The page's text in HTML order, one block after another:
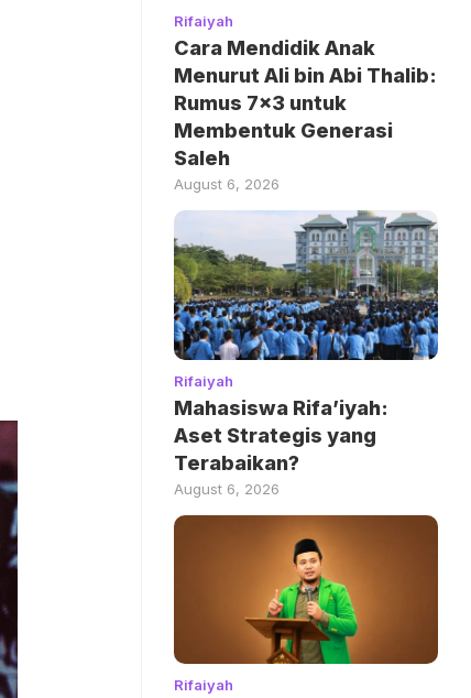
Rifaiyah
Cara Mendidik Anak
Menurut Ali bin Abi Thalib:
Rumus 7×3 untuk
Membentuk Generasi
Saleh
August 6, 2026
Rifaiyah
Mahasiswa Rifa’iyah:
Aset Strategis yang
Terabaikan?
August 6, 2026
Rifaiyah